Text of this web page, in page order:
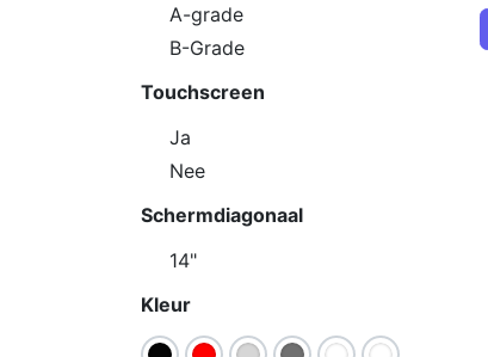
A-grade
B-Grade
Touchscreen
Ja
Nee
Schermdiagonaal
14"
Kleur